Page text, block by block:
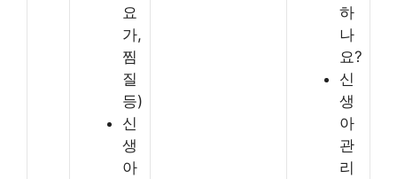
요
가,
찜
질
등)
신
생
아
하
나
요?
신
생
아
관
리